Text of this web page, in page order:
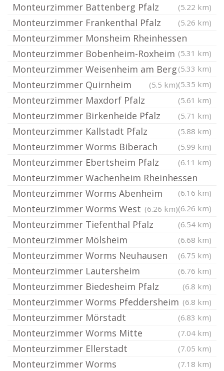
Monteurzimmer Battenberg Pfalz (5.22 km)
Monteurzimmer Frankenthal Pfalz (5.26 km)
Monteurzimmer Monsheim Rheinhessen
(5.31 km)
Monteurzimmer Bobenheim-Roxheim
(5.33 km)
Monteurzimmer Weisenheim am Berg
(5.35 km)
Monteurzimmer Quirnheim (5.5 km)
Monteurzimmer Maxdorf Pfalz (5.61 km)
Monteurzimmer Birkenheide Pfalz (5.71 km)
Monteurzimmer Kallstadt Pfalz (5.88 km)
Monteurzimmer Worms Biberach (5.99 km)
Monteurzimmer Ebertsheim Pfalz (6.11 km)
Monteurzimmer Wachenheim Rheinhessen
(6.16 km)
Monteurzimmer Worms Abenheim
(6.26 km)
Monteurzimmer Worms West (6.26 km)
Monteurzimmer Tiefenthal Pfalz (6.54 km)
Monteurzimmer Mölsheim (6.68 km)
Monteurzimmer Worms Neuhausen (6.75 km)
Monteurzimmer Lautersheim (6.76 km)
Monteurzimmer Biedesheim Pfalz (6.8 km)
Monteurzimmer Worms Pfeddersheim (6.8 km)
Monteurzimmer Mörstadt (6.83 km)
Monteurzimmer Worms Mitte (7.04 km)
Monteurzimmer Ellerstadt (7.05 km)
Monteurzimmer Worms (7.18 km)